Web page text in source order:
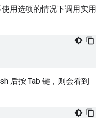
用选项的情况下调用实用
后按 Tab 键，则会看到